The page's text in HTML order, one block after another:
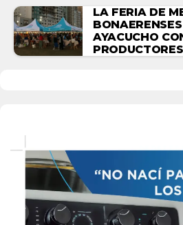
LA FERIA DE
AYACUCHO